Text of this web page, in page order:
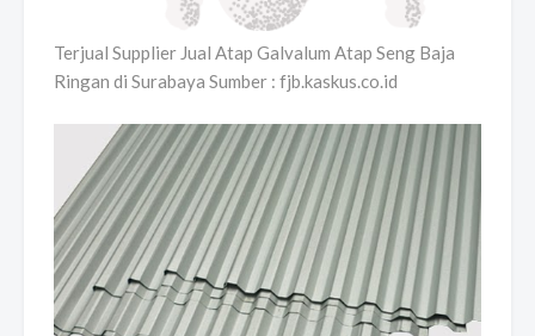
Terjual Supplier Jual Atap Galvalum Atap Seng Baja
Ringan di Surabaya Sumber : fjb.kaskus.co.id